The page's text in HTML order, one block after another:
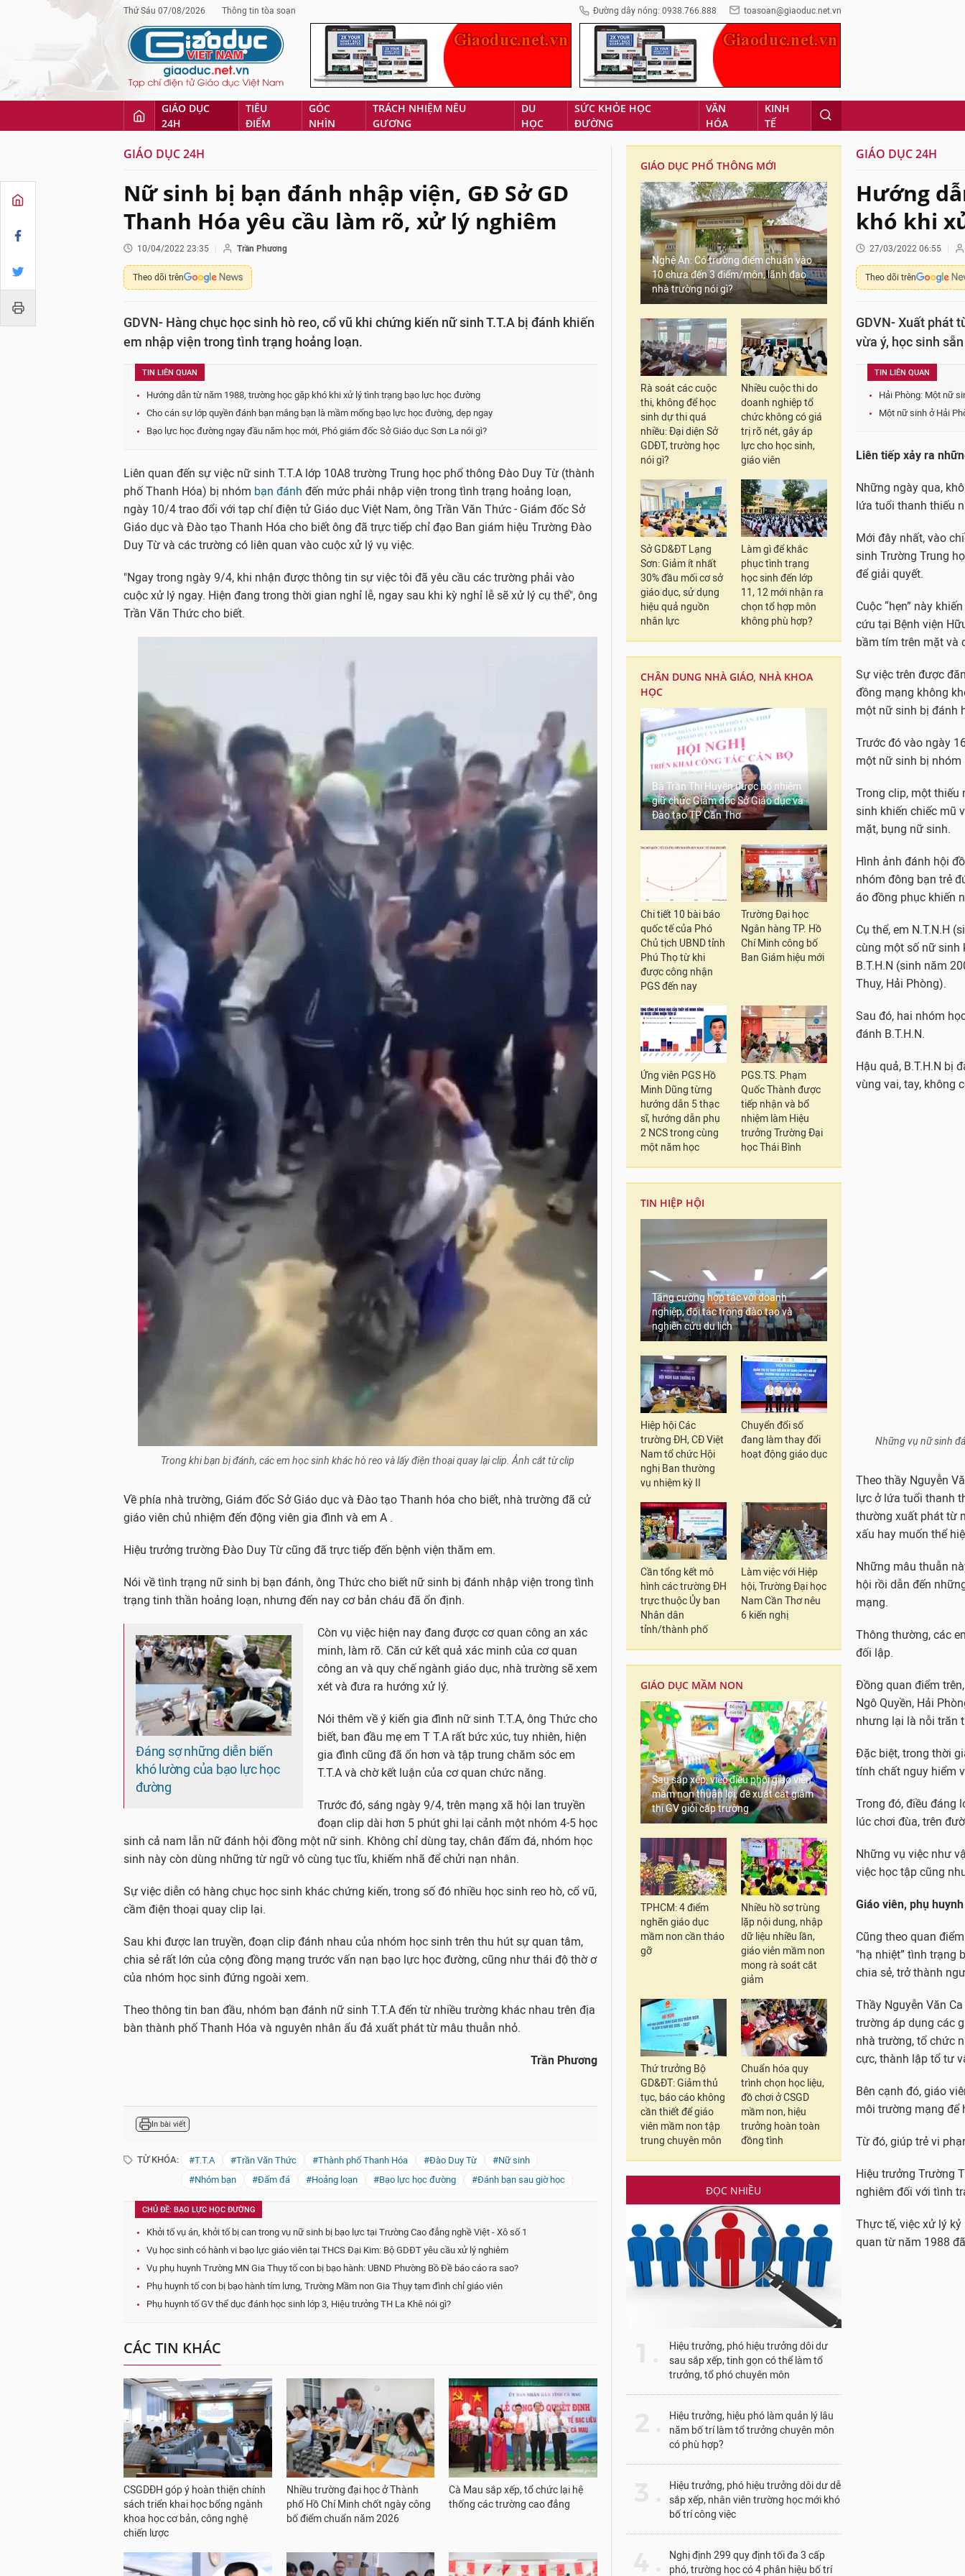
Thứ Sáu 07/08/2026 Thông tin tòa soạn Đường dây nóng: 0938.766.888 toasoan@giaoduc.net.vn
GIÁO DỤC
24H
TIÊU
ĐIỂM
GÓC
NHÌN
TRÁCH NHIỆM NÊU
GƯƠNG
DU
HỌC
SỨC KHỎE HỌC
ĐƯỜNG
VĂN
HÓA
KINH
TẾ
GIÁO DỤC 24H
Nữ sinh bị bạn đánh nhập viện, GĐ Sở GD
Thanh Hóa yêu cầu làm rõ, xử lý nghiêm
10/04/2022 23:35 Trần Phương
Theo dõi trên
GDVN- Hàng chục học sinh hò reo, cổ vũ khi chứng kiến nữ sinh T.T.A bị đánh khiến
em nhập viện trong tình trạng hoảng loạn.
TIN LIÊN QUAN
Hướng dẫn từ năm 1988, trường học gặp khó khi xử lý tình trạng bạo lực học đường
Cho cán sự lớp quyền đánh bạn mắng bạn là mầm mống bạo lực học đường, dẹp ngay
Bạo lực học đường ngay đầu năm học mới, Phó giám đốc Sở Giáo dục Sơn La nói gì?
Liên quan đến sự việc nữ sinh T.T.A lớp 10A8 trường Trung học phổ thông Đào Duy Từ (thành
phố Thanh Hóa) bị nhóm bạn đánh đến mức phải nhập viện trong tình trạng hoảng loạn,
ngày 10/4 trao đổi với tạp chí điện tử Giáo dục Việt Nam, ông Trần Văn Thức - Giám đốc Sở
Giáo dục và Đào tạo Thanh Hóa cho biết ông đã trực tiếp chỉ đạo Ban giám hiệu Trường Đào
Duy Từ và các trường có liên quan vào cuộc xử lý vụ việc.
"Ngay trong ngày 9/4, khi nhận được thông tin sự việc tôi đã yêu cầu các trường phải vào
cuộc xử lý ngay. Hiện đang trong thời gian nghỉ lễ, ngay sau khi kỳ nghỉ lễ sẽ xử lý cụ thể", ông
Trần Văn Thức cho biết.
Trong khi bạn bị đánh, các em học sinh khác hò reo và lấy điện thoại quay lại clip. Ảnh cắt từ clip
Về phía nhà trường, Giám đốc Sở Giáo dục và Đào tạo Thanh hóa cho biết, nhà trường đã cử
giáo viên chủ nhiệm đến động viên gia đình và em A .
Hiệu trưởng trường Đào Duy Từ cũng đã trực tiếp đến bệnh viện thăm em.
Nói về tình trạng nữ sinh bị bạn đánh, ông Thức cho biết nữ sinh bị đánh nhập viện trong tình
trạng tinh thần hoảng loạn, nhưng đến nay cơ bản cháu đã ổn định.
Đáng sợ những diễn biến
khó lường của bạo lực học
đường
Còn vụ việc hiện nay đang được cơ quan công an xác
minh, làm rõ. Căn cứ kết quả xác minh của cơ quan
công an và quy chế ngành giáo dục, nhà trường sẽ xem
xét và đưa ra hướng xử lý.
Nói thêm về ý kiến gia đình nữ sinh T.T.A, ông Thức cho
biết, ban đầu mẹ em T T.A rất bức xúc, tuy nhiên, hiện
gia đình cũng đã ổn hơn và tập trung chăm sóc em
T.T.A và chờ kết luận của cơ quan chức năng.
Trước đó, sáng ngày 9/4, trên mạng xã hội lan truyền
đoạn clip dài hơn 5 phút ghi lại cảnh một nhóm 4-5 học
sinh cả nam lẫn nữ đánh hội đồng một nữ sinh. Không chỉ dùng tay, chân đấm đá, nhóm học
sinh này còn dùng những từ ngữ vô cùng tục tĩu, khiếm nhã để chửi nạn nhân.
Sự việc diễn có hàng chục học sinh khác chứng kiến, trong số đó nhiều học sinh reo hò, cổ vũ,
cầm điện thoại quay clip lại.
Sau khi được lan truyền, đoạn clip đánh nhau của nhóm học sinh trên thu hút sự quan tâm,
chia sẻ rất lớn của cộng đồng mạng trước vấn nạn bạo lực học đường, cũng như thái độ thờ ơ
của nhóm học sinh đứng ngoài xem.
Theo thông tin ban đầu, nhóm bạn đánh nữ sinh T.T.A đến từ nhiều trường khác nhau trên địa
bàn thành phố Thanh Hóa và nguyên nhân ẩu đả xuất phát từ mâu thuẫn nhỏ.
Trần Phương
In bài viết
TỪ KHÓA: #T.T.A #Trần Văn Thức #Thành phố Thanh Hóa #Đào Duy Từ
#Nữ sinh
#Nhóm bạn
#Đấm đá #Hoảng loạn #Bạo lực học đường #Đánh bạn sau giờ học
CHỦ ĐỀ: BẠO LỰC HỌC ĐƯỜNG
Khởi tố vụ án, khởi tố bị can trong vụ nữ sinh bị bạo lực tại Trường Cao đẳng nghề Việt - Xô số 1
Vụ học sinh có hành vi bạo lực giáo viên tại THCS Đại Kim: Bộ GDĐT yêu cầu xử lý nghiêm
Vụ phụ huynh Trường MN Gia Thụy tố con bị bạo hành: UBND Phường Bồ Đề báo cáo ra sao?
Phụ huynh tố con bị bạo hành tím lưng, Trường Mầm non Gia Thụy tạm đình chỉ giáo viên
Phụ huynh tố GV thể dục đánh học sinh lớp 3, Hiệu trưởng TH La Khê nói gì?
CÁC TIN KHÁC
CSGDĐH góp ý hoàn thiện chính
sách triển khai học bổng ngành
khoa học cơ bản, công nghệ
chiến lược
Nhiều trường đại học ở Thành
phố Hồ Chí Minh chốt ngày công
bố điểm chuẩn năm 2026
Cà Mau sắp xếp, tổ chức lại hệ
thống các trường cao đẳng
GIÁO DỤC PHỔ THÔNG MỚI
Nghệ An: Có trường điểm chuẩn vào
10 chưa đến 3 điểm/môn, lãnh đạo
nhà trường nói gì?
Rà soát các cuộc
thi, không để học
sinh dự thi quá
nhiều: Đại diện Sở
GDĐT, trường học
nói gì?
Nhiều cuộc thi do
doanh nghiệp tổ
chức không có giá
trị rõ nét, gây áp
lực cho học sinh,
giáo viên
Sở GD&ĐT Lạng
Sơn: Giảm ít nhất
30% đầu mối cơ sở
giáo dục, sử dụng
hiệu quả nguồn
nhân lực
Làm gì để khắc
phục tình trạng
học sinh đến lớp
11, 12 mới nhận ra
chọn tổ hợp môn
không phù hợp?
CHÂN DUNG NHÀ GIÁO, NHÀ KHOA
HỌC
Bà Trần Thị Huyền được bổ nhiệm
giữ chức Giám đốc Sở Giáo dục và
Đào tạo TP Cần Thơ
Chi tiết 10 bài báo
quốc tế của Phó
Chủ tịch UBND tỉnh
Phú Thọ từ khi
được công nhận
PGS đến nay
Trường Đại học
Ngân hàng TP. Hồ
Chí Minh công bố
Ban Giám hiệu mới
Ứng viên PGS Hồ
Minh Dũng từng
hướng dẫn 5 thạc
sĩ, hướng dẫn phụ
2 NCS trong cùng
một năm học
PGS.TS. Phạm
Quốc Thành được
tiếp nhận và bổ
nhiệm làm Hiệu
trưởng Trường Đại
học Thái Bình
TIN HIỆP HỘI
Tăng cường hợp tác với doanh
nghiệp, đối tác trong đào tạo và
nghiên cứu du lịch
Hiệp hội Các
trường ĐH, CĐ Việt
Nam tổ chức Hội
nghị Ban thường
vụ nhiệm kỳ II
Chuyển đổi số
đang làm thay đổi
hoạt động giáo dục
Cần tổng kết mô
hình các trường ĐH
trực thuộc Ủy ban
Nhân dân
tỉnh/thành phố
Làm việc với Hiệp
hội, Trường Đại học
Nam Cần Thơ nêu
6 kiến nghị
GIÁO DỤC MẦM NON
Sau sắp xếp, việc điều phối giáo viên
mầm non thuận lợi, đề xuất cắt giảm
thi GV giỏi cấp trường
TPHCM: 4 điểm
nghẽn giáo dục
mầm non cần tháo
gỡ
Nhiều hồ sơ trùng
lặp nội dung, nhập
dữ liệu nhiều lần,
giáo viên mầm non
mong rà soát cắt
giảm
Thứ trưởng Bộ
GD&ĐT: Giảm thủ
tục, báo cáo không
cần thiết để giáo
viên mầm non tập
trung chuyên môn
Chuẩn hóa quy
trình chọn học liệu,
đồ chơi ở CSGD
mầm non, hiệu
trưởng hoàn toàn
đồng tình
ĐỌC NHIỀU
Hiệu trưởng, phó hiệu trưởng dôi dư
sau sắp xếp, tinh gọn có thể làm tổ
trưởng, tổ phó chuyên môn
Hiệu trưởng, hiệu phó làm quản lý lâu
năm bố trí làm tổ trưởng chuyên môn
có phù hợp?
Hiệu trưởng, phó hiệu trưởng dôi dư dễ
sắp xếp, nhân viên trường học mới khó
bố trí công việc
Nghị định 299 quy định tối đa 3 cấp
phó, trường học có 4 phân hiệu bố trí
GIÁO DỤC 24H
Hướng
khó khi
27/03/2022 06:55
Theo dõi trên
GDVN- Xuất phát
vừa ý, học sinh
TIN LIÊN QUAN
Hải Phòng: Một nữ
Một nữ sinh ở Hải
Liên tiếp xảy ra
Những ngày qua,
lứa tuổi thanh thiếu
Mới đây nhất, vào
sinh Trường Trung
để giải quyết.
Cuộc “hẹn” này
cứu tại Bệnh viện
bầm tím trên mặt và
Sự việc trên được
đồng mạng không
một nữ sinh bị đánh
Trước đó vào ngày
một nữ sinh bị nhóm
Trong clip, một thiếu
sinh khiến chiếc mũ
mặt, bụng nữ sinh.
Hình ảnh đánh hội
nhóm đông bạn trẻ
áo đồng phục khiến
Cụ thể, em N.T.N.H
cùng một số nữ sinh
B.T.H.N (sinh năm
Thuỵ, Hải Phòng).
Sau đó, hai nhóm
đánh B.T.H.N.
Hậu quả, B.T.H.N bị
vùng vai, tay, không
Những vụ nữ sinh
lực ở lứa tuổi thanh
thường xuất phát từ
Những mâu thuẫn
hội rồi dẫn đến
Thông thường, các
Đồng quan điểm
nhưng lại là nỗi trăn
tính chất nguy hiểm
Trong đó, điều đáng
lúc chơi đùa, trên
việc học tập cũng
Giáo viên, phụ
"hạ nhiệt” tình trạng
chia sẻ, trở thành
Thầy Nguyễn Văn
nhà trường, tổ chức
cực, thành lập tổ tư
Bên cạnh đó, giáo
môi trường mạng để